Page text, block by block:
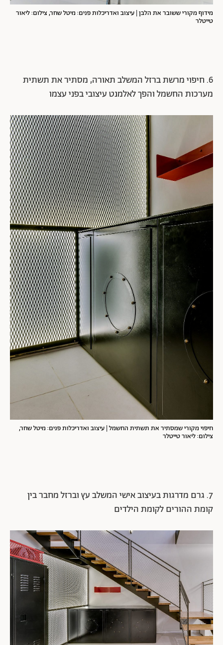
מידוף מקורי ששובר את הלבן | עיצוב ואדריכלות פנים: מיטל שחר, צילום: ליאור
טייטלר
6. חיפוי מרשת ברזל המשלב תאורה, מסתיר את תשתית
מערכות החשמל והפך לאלמנט עיצובי בפני עצמו
חיפוי מקורי שמסתיר את תשתית החשמל | עיצוב ואדריכלות פנים: מיטל שחר,
צילום: ליאור טייטלר
7. גרם מדרגות בעיצוב אישי המשלב עץ וברזל מחבר בין
קומת ההורים לקומת הילדים